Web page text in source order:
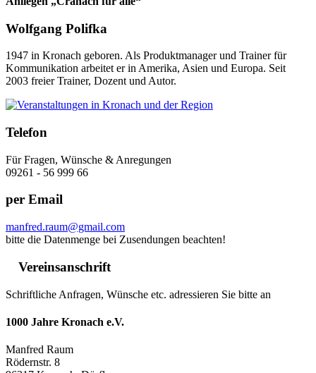
Wolfgang Polifka
1947 in Kronach geboren. Als Produktmanager und Trainer für
Kommunikation arbeitet er in Amerika, Asien und Europa. Seit
2003 freier Trainer, Dozent und Autor.
Telefon
Für Fragen, Wünsche & Anregungen
09261 - 56 999 66
per Email
manfred.raum@gmail.com
bitte die Datenmenge bei Zusendungen beachten!
Vereinsanschrift
Schriftliche Anfragen, Wünsche etc. adressieren Sie bitte an
1000 Jahre Kronach e.V.
Manfred Raum
Rödernstr. 8